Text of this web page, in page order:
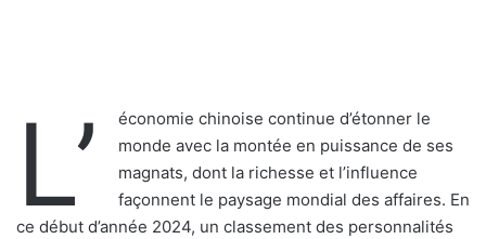
L’
économie chinoise continue d’étonner le
monde avec la montée en puissance de ses
magnats, dont la richesse et l’influence
façonnent le paysage mondial des affaires. En
ce début d’année 2024, un classement des personnalités